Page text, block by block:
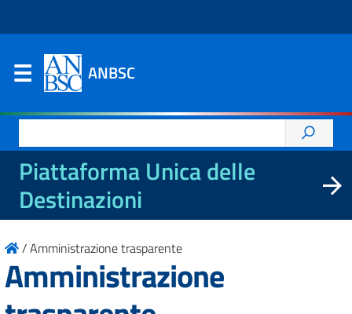
ANBSC
per:
Piattaforma Unica delle
Destinazioni
/Amministrazione trasparente
Amministrazione